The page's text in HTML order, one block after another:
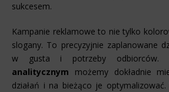
sukcesem.
Kampanie reklamowe to nie tylko
slogany. To precyzyjnie zaplanowane
w gusta i potrzeby odbiorców.
analitycznym możemy dokładnie
działań i na bieżąco je